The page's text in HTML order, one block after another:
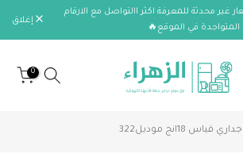
غير محدثة للمعرفة اكثر االتواصل مع الارقام
المتواجدة في الموقع🔥
إغلاق
0
18انج موديل322